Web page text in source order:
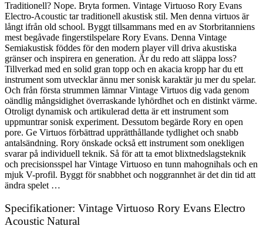
Traditionell? Nope. Bryta formen. Vintage Virtuoso Rory Evans
Electro-Acoustic tar traditionell akustisk stil. Men denna virtuos är
långt ifrån old school. Byggt tillsammans med en av Storbritanniens
mest begåvade fingerstilspelare Rory Evans. Denna Vintage
Semiakustisk föddes för den modern player vill driva akustiska
gränser och inspirera en generation. Är du redo att släppa loss?
Tillverkad med en solid gran topp och en akacia kropp har du ett
instrument som utvecklar ännu mer sonisk karaktär ju mer du spelar.
Och från första strummen lämnar Vintage Virtuos dig vada genom
oändlig mångsidighet överraskande lyhördhet och en distinkt värme.
Otroligt dynamisk och artikulerad detta är ett instrument som
uppmuntrar sonisk experiment. Dessutom begärde Rory en open
pore. Ge Virtuos förbättrad upprätthållande tydlighet och snabb
antalsändning. Rory önskade också ett instrument som onekligen
svarar på individuell teknik. Så för att ta emot blixtnedslagsteknik
och precisionsspel har Vintage Virtuoso en tunn mahognihals och en
mjuk V-profil. Byggt för snabbhet och noggrannhet är det din tid att
ändra spelet …
Specifikationer: Vintage Virtuoso Rory Evans Electro
Acoustic Natural